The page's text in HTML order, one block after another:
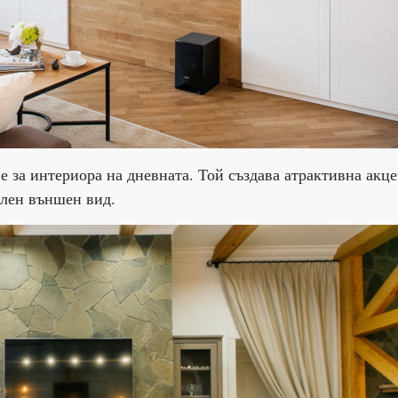
интериора на дневната. Той създава атрактивна
външен вид.